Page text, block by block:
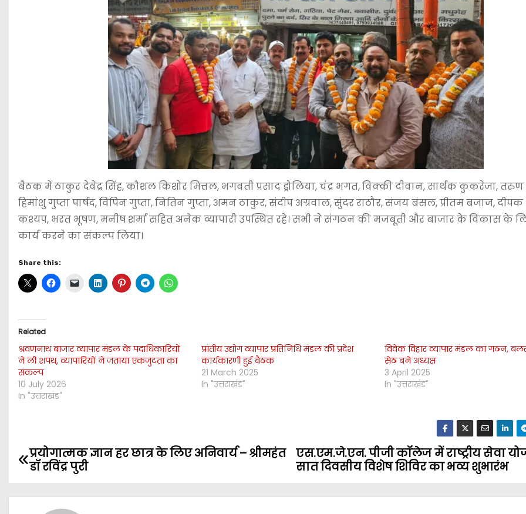
बैठक में ठाकुर देवेंद्र सिंह, कौशल किशोर मित्तल, भगवती प्रसाद ड्रोलिया, चंद्र भगत, विक्की दीवान, सार्थक कुकरेजा, तरुण
हिमांशु गुप्ता पार्षद, विपिन गुप्ता, नितिन गुप्ता, अमन ठाकुर, संदीप अग्रवाल, सुंदर राठौर, संजय बंसल, प्रीतम बजाज,
कश्यप, भरत भूषण, मनीष शर्मा सहित अनेक व्यापारी उपस्थित रहे। सभी ने संगठन की मजबूती और बाजार के विकास के
कार्य करने का संकल्प लिया।
Share this:
Related
श्रवणनाथ बाजार व्यापार मंडल के पदाधिकारियों
ने ली शपथ, व्यापारियों ने जताया एकजुटता का
संकल्प
10 July 2026
In "उत्तराखंड"
प्रांतीय उद्योग व्यापार प्रतिनिधि मंडल की प्रदेश
कार्यकारणी हुई बैठक
21 March 2025
In "उत्तराखंड"
विवेक विहार व्यापार मंडल का गठन,
सेठ बने अध्यक्ष
3 April 2025
In "उत्तराखंड"
P
एस.एम.जे.एन. पीजी कॉलेज में राष्ट्रीय सेवा
सात दिवसीय विशेष शिविर का भव्य शुभारंभ
प्रयोगात्मक ज्ञान हर छात्र के लिए अनिवार्य – श्रीमहंत
डॉ रविंद्र पुरी